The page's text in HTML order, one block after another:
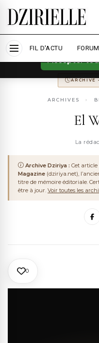
Nous utilisons
votre expérience
Accepter
FIL D'ACTU
CONSERVÉ POUR LA
ARCHIVE
ARCHIVES ›
El
La
Archive Dziriya : Cet article
Magazine (dziriya.net),
titre de mémoire éditoriale.
être à jour. Voir toutes les
0